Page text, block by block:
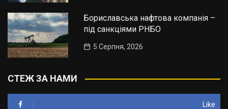
Бориславська нафтова компанія –
під санкціями РНБО
5 Серпня, 2026
СТЕЖ ЗА НАМИ
Like